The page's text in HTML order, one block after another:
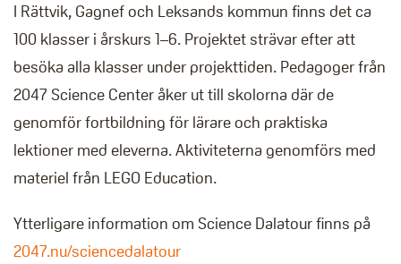
I Rättvik, Gagnef och Leksands kommun finns det ca
100 klasser i årskurs 1–6. Projektet strävar efter att
besöka alla klasser under projekttiden. Pedagoger från
2047 Science Center åker ut till skolorna där de
genomför fortbildning för lärare och praktiska
lektioner med eleverna. Aktiviteterna genomförs med
materiel från LEGO Education.
Ytterligare information om Science Dalatour finns på
2047.nu/sciencedalatour